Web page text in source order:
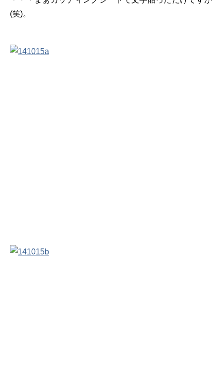
(笑)。